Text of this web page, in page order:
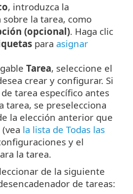
, introduzca la
la tarea, como
(opcional). Haga clic
para asignar
Tarea, seleccione el
crear y configurar. Si
tarea específico antes
tarea, se preselecciona
la elección anterior que
(vea la lista de Todas las
y el
la tarea.
de la siguiente
de tareas: